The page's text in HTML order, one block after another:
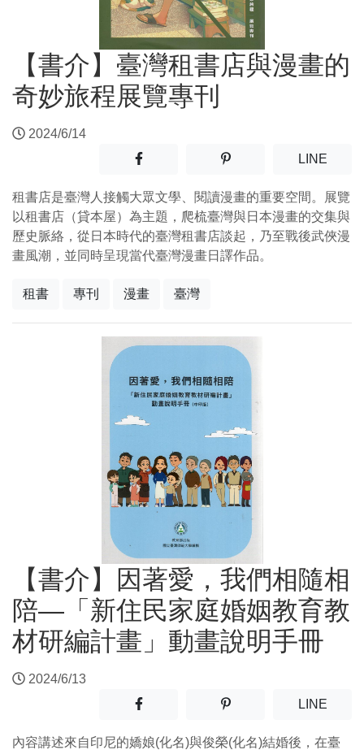
【書介】臺灣租書店與漫畫的
奇妙旅程展覽專刊
2024/6/14
分享至facebook(另開新視窗)
分享至噗浪(另開新視窗)
LINE(另開
租書店是臺灣人接觸大眾文學、閱讀漫畫的重要空間。展覽
以租書店（貸本屋）為主題，爬梳臺灣與日本漫畫的交集與
歷史脈絡，從日本時代的臺灣租書店談起，乃至戰後武俠漫
畫風潮，並同時呈現當代臺灣漫畫日譯作品。
租書 專刊 漫畫 臺灣
【書介】因著愛，我們相隨相
陪—「新住民家庭婚姻教育教
材研編計畫」動畫說明手冊
2024/6/13
分享至facebook(另開新視窗)
分享至噗浪(另開新視窗)
LINE(另開
內容講述來自印尼的嬌娘(化名)與俊榮(化名)結婚後，在臺